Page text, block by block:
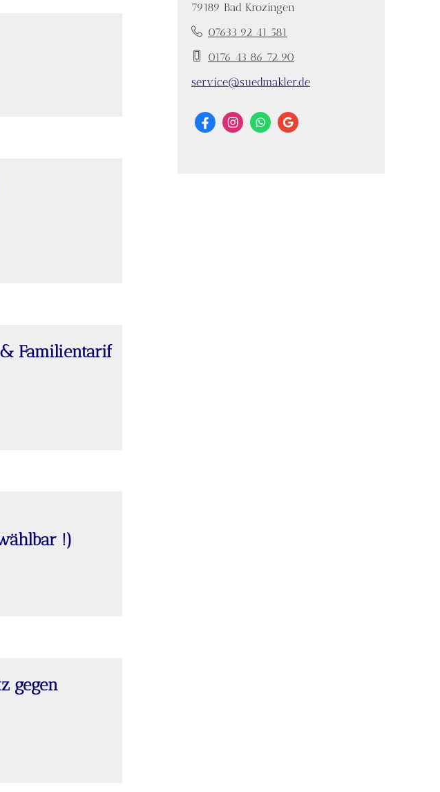
79189 Bad Krozingen
07633 92 41 581
0176 43 86 72 90
service@suedmakler.de
Familientarif
!)
gegen